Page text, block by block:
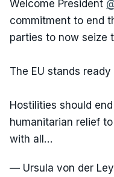
Welcome President
commitment to end
parties to now seize
The EU stands
Hostilities should
humanitarian relief
with all…
— Ursula von der